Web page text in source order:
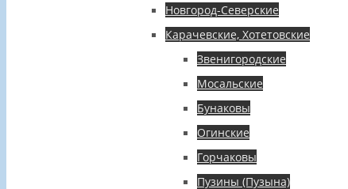
Новгород-Северские
Карачевские, Хотетовские
Звенигородские
Мосальские
Бунаковы
Огинские
Горчаковы
Пузины (Пузына)